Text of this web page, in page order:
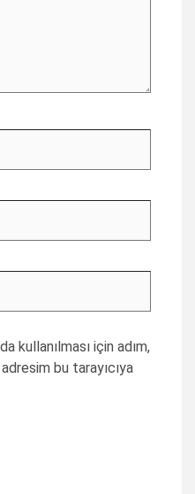
kullanılması için adım,
bu tarayıcıya